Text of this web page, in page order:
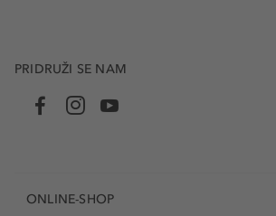
PRIDRUŽI SE NAM
ONLINE-SHOP